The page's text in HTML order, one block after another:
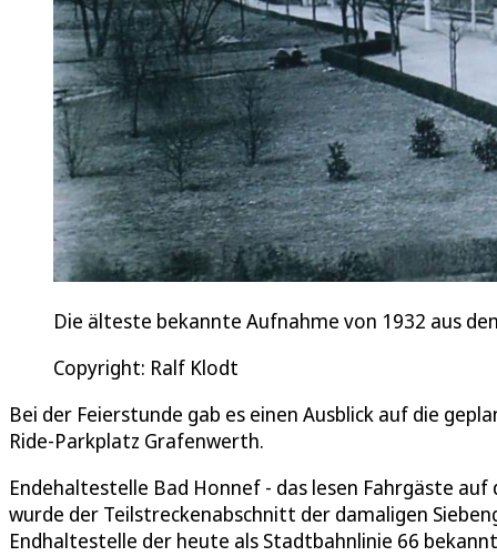
Die älteste bekannte Aufnahme von 1932 aus
Copyright: Ralf Klodt
Bei der Feierstunde gab es einen Ausblick auf die
Ride-Parkplatz Grafenwerth.
Endehaltestelle Bad Honnef - das lesen Fahrgäste
wurde der Teilstreckenabschnitt der damaligen
Endhaltestelle der heute als Stadtbahnlinie 66